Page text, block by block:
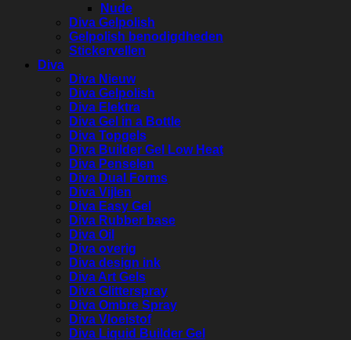
Nude
Diva Gelpolish
Gelpolish benodigdheden
Stickervellen
Diva
Diva Nieuw
Diva Gelpolish
Diva Elektra
Diva Gel in a Bottle
Diva Topgels
Diva Builder Gel Low Heat
Diva Penselen
Diva Dual Forms
Diva Vijlen
Diva Easy Gel
Diva Rubber base
Diva Oil
Diva overig
Diva design ink
Diva Art Gels
Diva Glitterspray
Diva Ombre Spray
Diva Vloeistof
Diva Liquid Builder Gel